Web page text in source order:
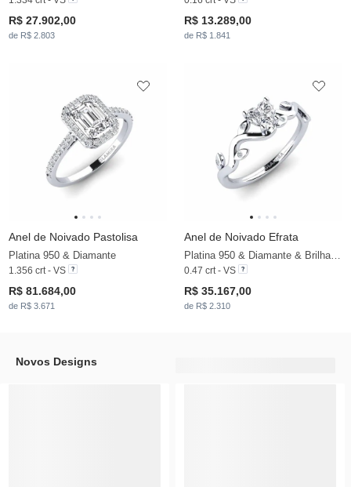
R$ 27.902,00
de R$ 2.803
R$ 13.289,00
de R$ 1.841
Anel de Noivado Pastolisa
Platina 950 & Diamante
1.356 crt - VS
R$ 81.684,00
de R$ 3.671
Anel de Noivado Efrata
0.47 crt - VS
R$ 35.167,00
de R$ 2.310
Novos Designs